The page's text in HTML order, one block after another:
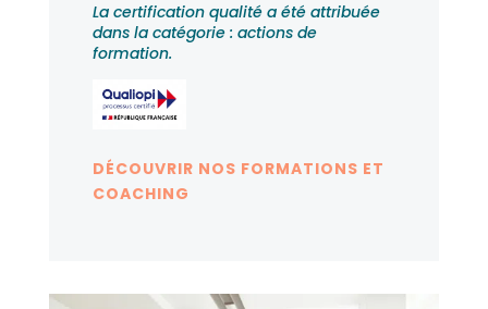
La certification qualité a été attribuée
dans la catégorie : actions de
formation.
DÉCOUVRIR NOS FORMATIONS ET
COACHING